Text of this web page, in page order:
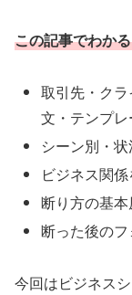
この記事でわか
取引先・ク
文・テンプレ
シーン別・
ビジネス関
断り方の基
断った後の
今回はビジネス